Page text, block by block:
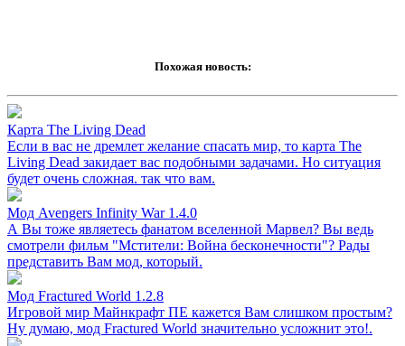
Похожая новость:
Карта The Living Dead
Если в вас не дремлет желание спасать мир, то карта The
Living Dead закидает вас подобными задачами. Но ситуация
будет очень сложная. так что вам.
Мод Avengers Infinity War 1.4.0
А Вы тоже являетесь фанатом вселенной Марвел? Вы ведь
смотрели фильм "Мстители: Война бесконечности"? Рады
представить Вам мод, который.
Мод Fractured World 1.2.8
Игровой мир Майнкрафт ПЕ кажется Вам слишком простым?
Ну думаю, мод Fractured World значительно усложнит это!.